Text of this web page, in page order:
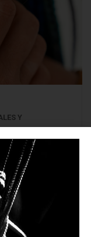
Y
con
que
y al